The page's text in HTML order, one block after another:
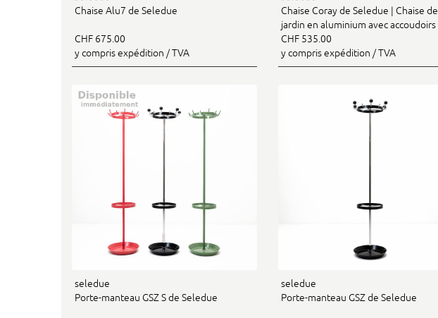
Chaise Alu7 de Seledue
CHF 675.00
y compris expédition / TVA
Chaise Coray de Seledue | Chaise de
jardin en aluminium avec accoudoirs
CHF 535.00
y compris expédition / TVA
seledue
Porte-manteau GSZ S de Seledue
seledue
Porte-manteau GSZ de Seledue